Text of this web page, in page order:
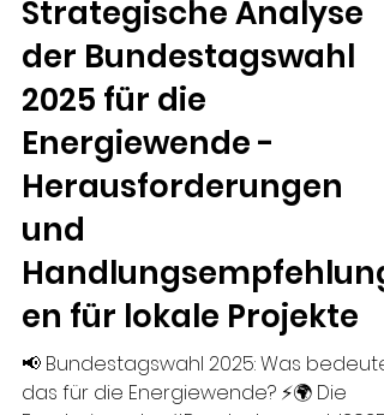
25. Feb. 2025
Strategische Analyse
der Bundestagswahl
2025 für die
Energiewende -
Herausforderungen
und
Handlungsempfehlung
en für lokale Projekte